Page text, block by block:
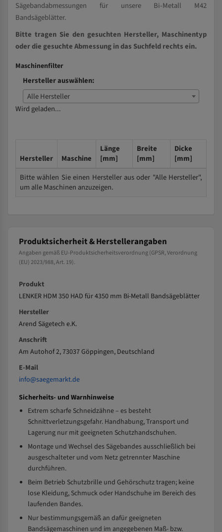
Sägebandabmessungen für unsere Bi-Metall M42
Bandsägeblätter.
Bitte tragen Sie den gesuchten Hersteller, Maschinentyp
oder die gesuchte Abmessung in das Suchfeld rechts ein.
Maschinenfilter
Hersteller auswählen:
Alle Hersteller
Wird geladen...
Hersteller Maschine
Länge
[mm]
Breite
[mm]
Dicke
[mm]
Bitte wählen Sie einen Hersteller aus oder "Alle Hersteller",
um alle Maschinen anzuzeigen.
Produktsicherheit & Herstellerangaben
Angaben gemäß EU-Produktsicherheitsverordnung (GPSR, Verordnung
(EU) 2023/988, Art. 19).
Produkt
LENKER HDM 350 HAD für 4350 mm Bi-Metall Bandsägeblätter
Hersteller
Arend Sägetech e.K.
Anschrift
Am Autohof 2, 73037 Göppingen, Deutschland
E-Mail
info@saegemarkt.de
Sicherheits- und Warnhinweise
Extrem scharfe Schneidzähne – es besteht
Schnittverletzungsgefahr. Handhabung, Transport und
Lagerung nur mit geeigneten Schutzhandschuhen.
Montage und Wechsel des Sägebandes ausschließlich bei
ausgeschalteter und vom Netz getrennter Maschine
durchführen.
Beim Betrieb Schutzbrille und Gehörschutz tragen; keine
lose Kleidung, Schmuck oder Handschuhe im Bereich des
laufenden Bandes.
Nur bestimmungsgemäß an dafür geeigneten
Bandsägemaschinen und im angegebenen Maß- bzw.